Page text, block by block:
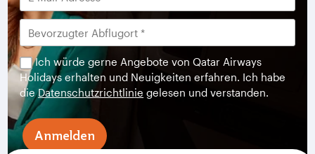
Ich würde gerne Angebote von Qatar Airways
Holidays erhalten und Neuigkeiten erfahren. Ich habe
dieDatenschutzrichtlinie gelesen und verstanden.
Anmelden